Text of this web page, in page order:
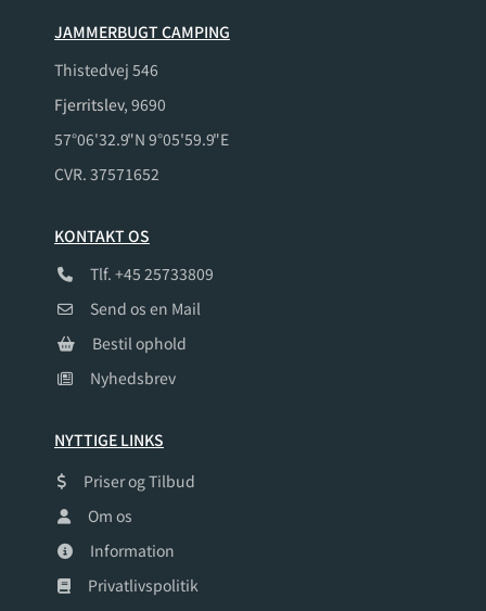
JAMMERBUGT CAMPING
Thistedvej 546
Fjerritslev, 9690
57°06'32.9"N 9°05'59.9"E
CVR. 37571652
KONTAKT OS
Tlf. +45 25733809
Send os en Mail
Bestil ophold
Nyhedsbrev
NYTTIGE LINKS
Priser og Tilbud
Om os
Information
Privatlivspolitik